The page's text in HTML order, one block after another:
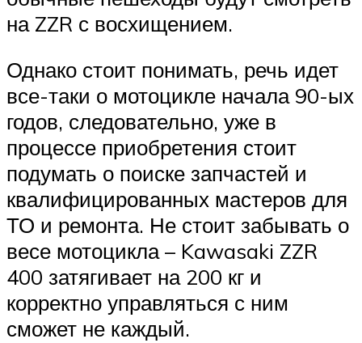
на ZZR с восхищением.
Однако стоит понимать, речь идет
все-таки о мотоцикле начала 90-ых
годов, следовательно, уже в
процессе приобретения стоит
подумать о поиске запчастей и
квалифицированных мастеров для
ТО и ремонта. Не стоит забывать о
весе мотоцикла – Kawasaki ZZR
400 затягивает на 200 кг и
корректно управляться с ним
сможет не каждый.